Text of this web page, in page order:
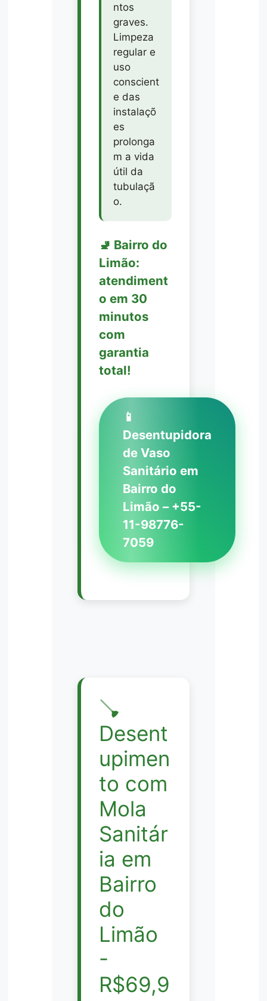
ntos
graves.
Limpeza
regular e
uso
conscient
e das
instalaçõ
es
prolonga
m a vida
útil da
tubulaçã
o.
🚽 Bairro do
Limão:
atendiment
o em 30
minutos
com
garantia
total!
📱
Desentupidora
de Vaso
Sanitário em
Bairro do
Limão – +55-
11-98776-
7059
🪠
Desent
upimen
to com
Mola
Sanitár
ia em
Bairro
do
Limão
-
R$69,9